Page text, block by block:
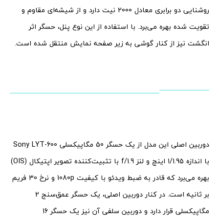
روشنایی دو برابری معادل 2000 نیت دارد و از شیشه‌ای مقاوم و
تقویت شده بهره می‌برد. با استفاده از این نوع پنل، حسگر اثر
انگشت نیز از کنار گوشی به زیر صفحه نمایش منتقل شده است.
دوربین اصلی این مدل از یک حسگر 50 مگاپیکسلی Sony LYT-600
با اندازه 1/1.95 اینچ و لنز f/1.9 با تثبیت‌کننده تصویر اپتیکال (OIS)
بهره می‌برد که قادر به ضبط ویدئو با کیفیت 1080p و نرخ 30 فریم
بر ثانیه است. در کنار دوربین اصلی، یک حسگر عمق‌سنج 2
مگاپیکسلی قرار دارد و دوربین سلفی آن نیز یک حسگر 16